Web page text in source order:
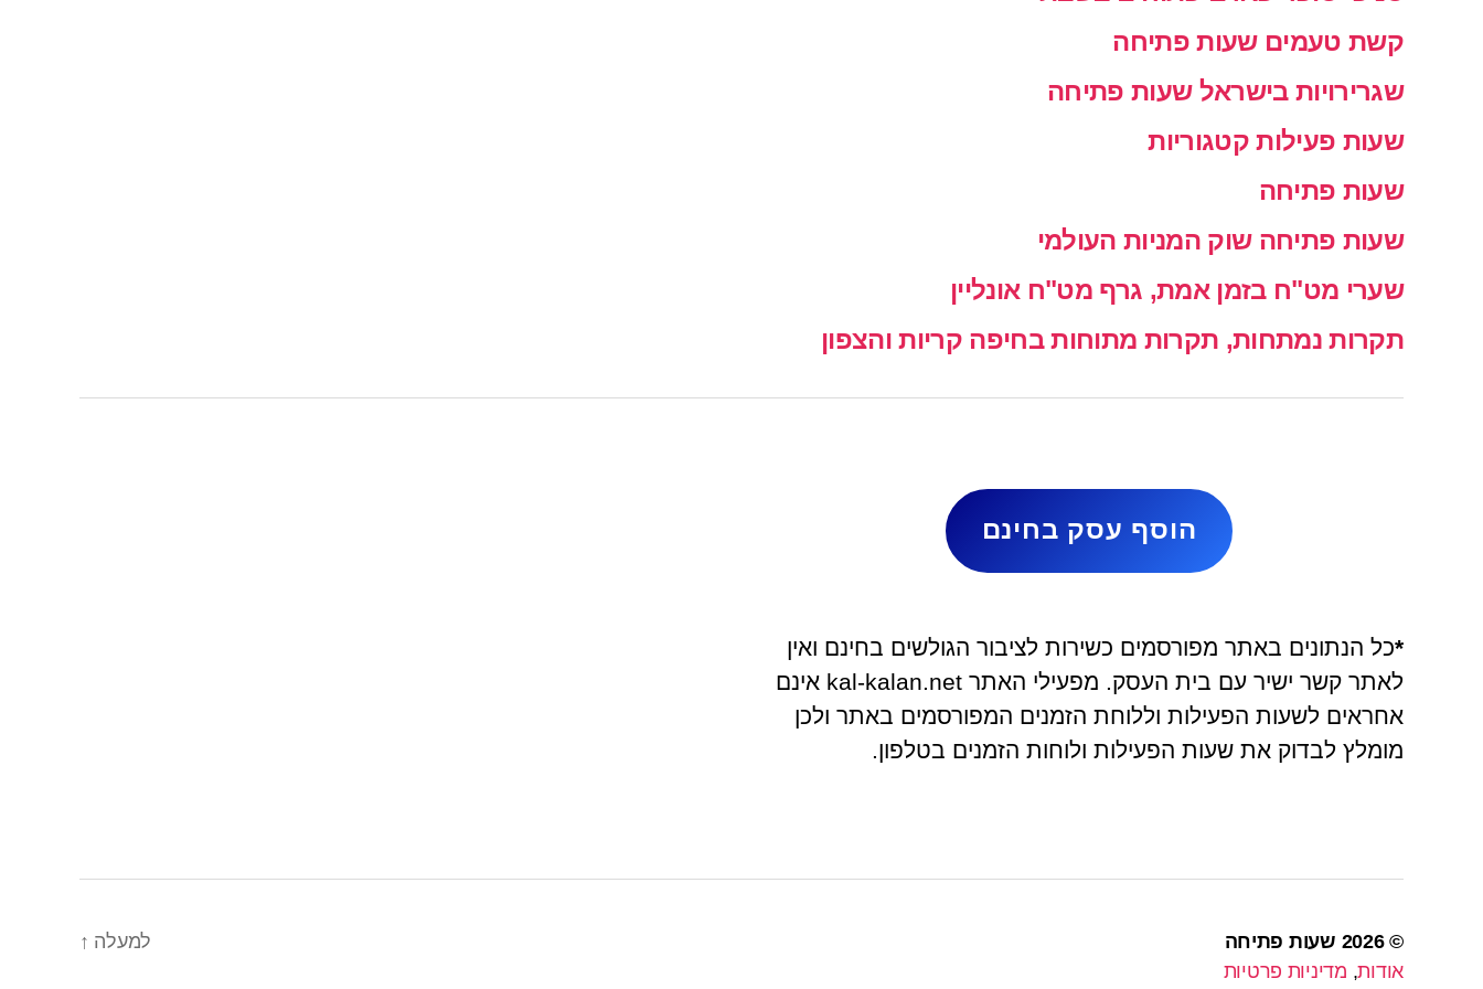
קשת טעמים שעות פתיחה
שגרירויות בישראל שעות פתיחה
שעות פעילות קטגוריות
שעות פתיחה
שעות פתיחה שוק המניות העולמי
שערי מט"ח בזמן אמת, גרף מט"ח אונליין
תקרות נמתחות, תקרות מתוחות בחיפה קריות והצפון
הוסף עסק בחינם
*כל הנתונים באתר מפורסמים כשירות לציבור הגולשים בחינם ואין
לאתר קשר ישיר עם בית העסק. מפעילי האתר kal-kalan.net אינם
אחראים לשעות הפעילות וללוחת הזמנים המפורסמים באתר ולכן
מומלץ לבדוק את שעות הפעילות ולוחות הזמנים בטלפון.
© 2026
שעות פתיחה
אודות, מדיניות פרטיות
למעלה ↑